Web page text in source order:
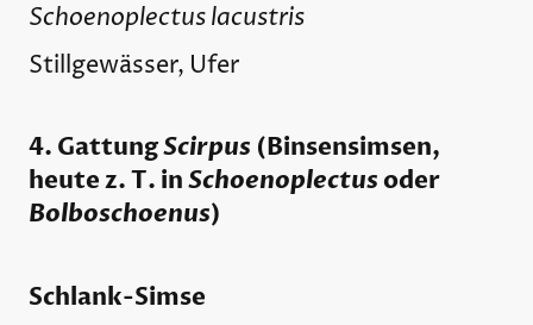
Schoenoplectus lacustris
Stillgewässer, Ufer
4. GattungScirpus (Binsensimsen,
heute z. T. inSchoenoplectusoder
Bolboschoenus)
Schlank-Simse